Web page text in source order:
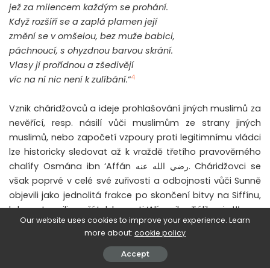
jež za milencem každým se prohání.
Když rozšíří se a zaplá plamen její
změní se v omšelou, bez muže babici,
páchnoucí, s ohyzdnou barvou skrání.
Vlasy jí prořídnou a zšedivějí
víc na ní nic není k zulíbání.“4
Vznik cháridžovců a ideje prohlašování jiných muslimů za
nevěřící, resp. násilí vůči muslimům ze strany jiných
muslimů, nebo započetí vzpoury proti legitimnímu vládci
lze historicky sledovat až k vraždě třetího pravověrného
chalífy Osmána ibn ‘Affán رضي الله عنه. Cháridžovci se
však poprvé v celé své zuřivosti a odbojnosti vůči Sunně
objevili jako jednolitá frakce po skončení bitvy na Siffínu,
kde vystoupili nepřátelsky proti ‘Alímu ibn Tálibovi رضي الله
عنه, zeti a bratranci Posla Božíhoصلى الله عليه و سلم,
tehdejšímu právoplatnému vůdci věřících a čtvrtému z
pravověrných chalífů, poté, co se jak obyvatelé Šámu,
Our website uses cookies to improve your experience. Learn
more about: cookie policy
Accept